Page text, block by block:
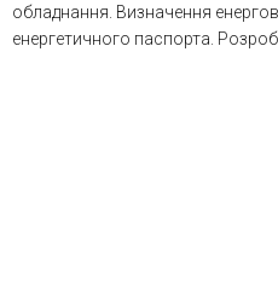
обладнання. Визначення
енергетичного паспорта.